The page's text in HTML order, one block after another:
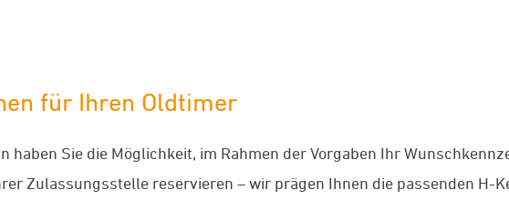
für Ihren Oldtimer
haben Sie die Möglichkeit, im Rahmen der Vorgaben Ihr
Zulassungsstelle reservieren – wir prägen Ihnen die passenden H-